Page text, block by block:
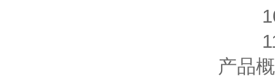
10
11
产品